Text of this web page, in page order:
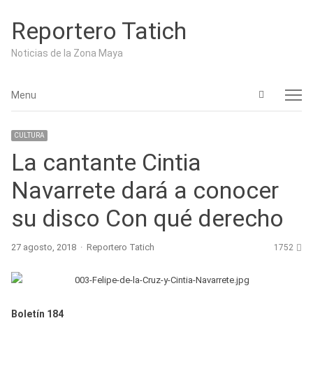
Reportero Tatich
Noticias de la Zona Maya
Open
Menu
Menu
CULTURA
La cantante Cintia
Navarrete dará a conocer
su disco Con qué derecho
27 agosto, 2018 Author
Reportero Tatich 1752
Boletín 184